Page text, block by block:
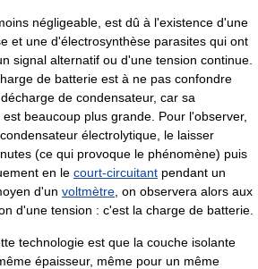
négligeable, est dû à l'existence d'une
et une d'électrosynthèse parasites qui ont
signal alternatif ou d'une tension continue.
de batterie est à ne pas confondre
de condensateur, car sa
beaucoup plus grande. Pour l'observer,
électrolytique, le laisser
(ce qui provoque le phénomène) puis
en le court-circuitant pendant un
d'un voltmètre , on observera alors aux
d'une tension : c'est la charge de batterie.
technologie est que la couche isolante
épaisseur, même pour un même